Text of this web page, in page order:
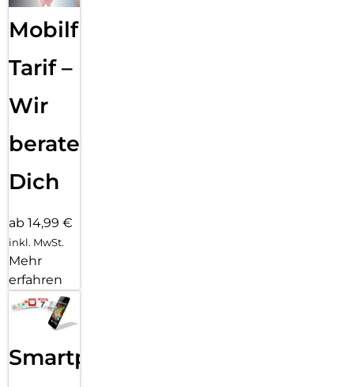
Mobilfunk
Tarif –
Wir
beraten
Dich
ab 14,99 €
inkl. MwSt.
Mehr
erfahren
Smartphone